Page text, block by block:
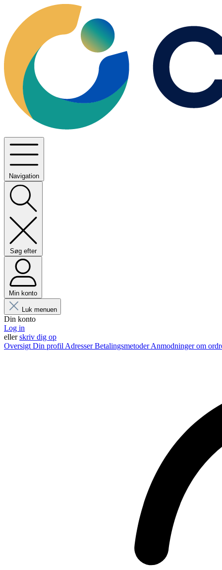
Navigation
Søg efter
Min konto
Luk menuen
Din konto
Log in
ellerskriv dig op
Oversigt Din profil AdresserBetalingsmetoderAnmodninger om